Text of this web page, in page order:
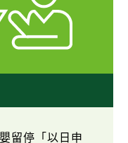
留停「以日申